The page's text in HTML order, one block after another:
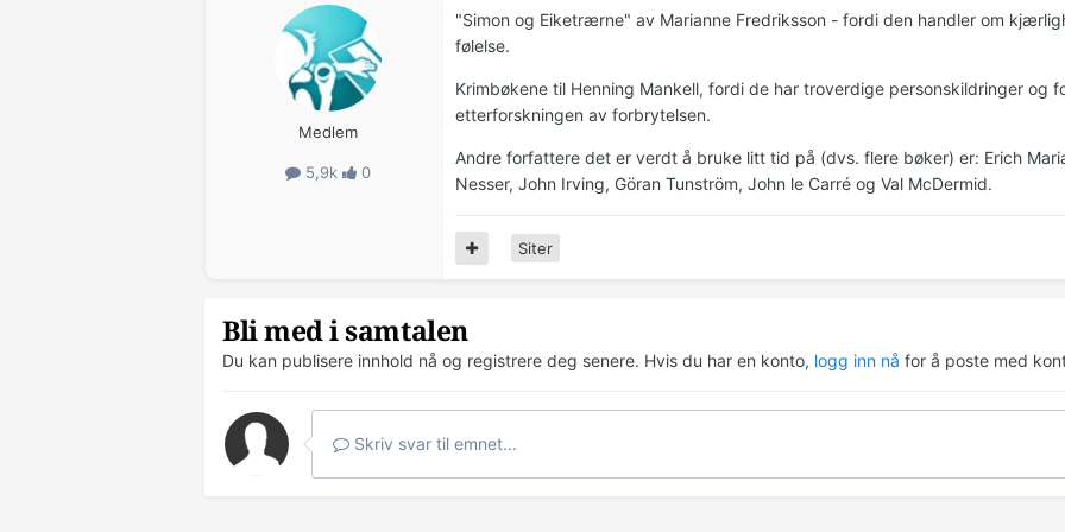
Medlem
5,9k 0
"Simon og Eiketrærne" av Marianne Fredriksson - fordi den handler om
følelse.
Krimbøkene til Henning Mankell, fordi de har troverdige personskildringer og
etterforskningen av forbrytelsen.
Andre forfattere det er verdt å bruke litt tid på (dvs. flere bøker) er: Erich
Nesser, John Irving, Göran Tunström, John le Carré og Val McDermid.
Siter
Bli med i samtalen
Du kan publisere innhold nå og registrere deg senere. Hvis du har en konto, logg inn nå for å poste med
Skriv svar til emnet...